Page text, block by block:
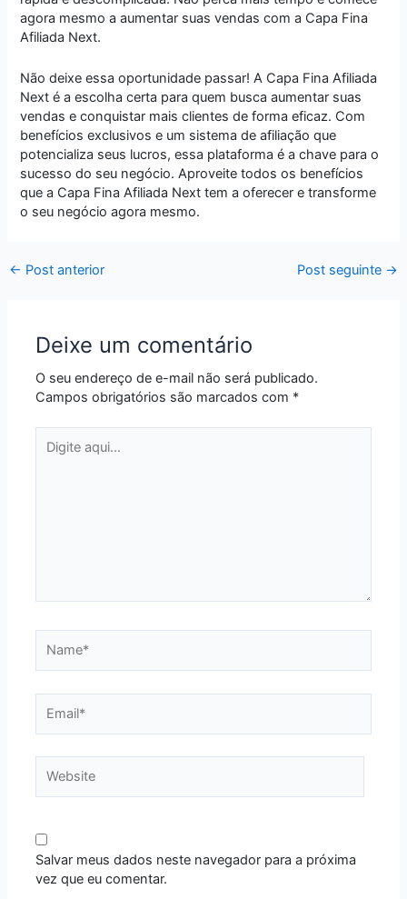
agora mesmo a aumentar suas vendas com a Capa Fina
Afiliada Next.
Não deixe essa oportunidade passar! A Capa Fina Afiliada
Next é a escolha certa para quem busca aumentar suas
vendas e conquistar mais clientes de forma eficaz. Com
benefícios exclusivos e um sistema de afiliação que
potencializa seus lucros, essa plataforma é a chave para o
sucesso do seu negócio. Aproveite todos os benefícios
que a Capa Fina Afiliada Next tem a oferecer e transforme
o seu negócio agora mesmo.
← Post anterior Post seguinte →
Deixe um comentário
O seu endereço de e-mail não será publicado.
Campos obrigatórios são marcados com *
aqui...
Salvar meus dados neste navegador para a próxima
vez que eu comentar.